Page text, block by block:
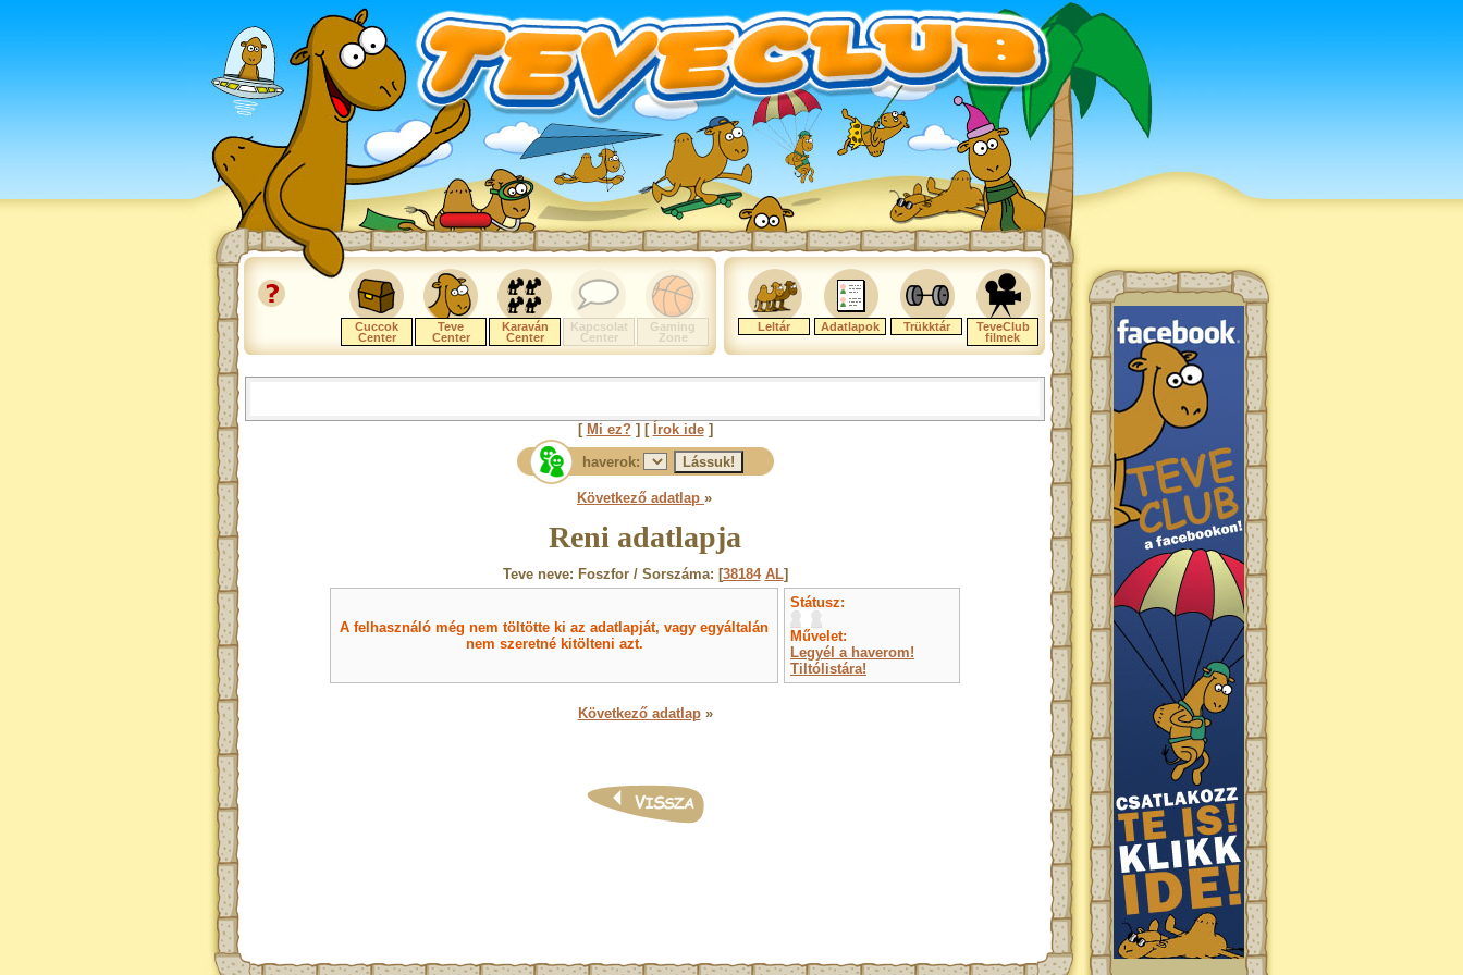
Cuccok
Center
Teve
Center
Karaván
Center
Kapcsolat
Center
Gaming
Zone
Leltár Adatlapok Trükktár
TeveClub
filmek
[ Mi ez?] [ Írok ide]
haverok:
Következő adatlap »
Reni adatlapja
Teve neve: Foszfor / Sorszáma: [38184 AL]
A felhasználó még nem töltötte ki az adatlapját, vagy egyáltalán
nem szeretné kitölteni azt.
Státusz:
Művelet:
Legyél a haverom!
Tiltólistára!
Következő adatlap»